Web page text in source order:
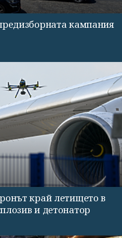
кампания
край летището в
и детонатор